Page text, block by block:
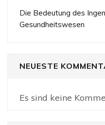
Die Bedeutung des
Gesundheitswesen
NEUESTE
Es sind keine